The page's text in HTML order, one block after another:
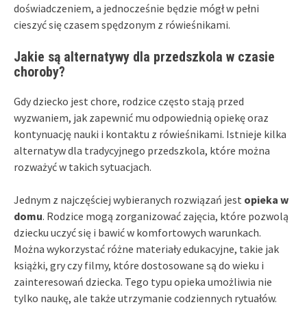
doświadczeniem, a jednocześnie będzie mógł w pełni
cieszyć się czasem spędzonym z rówieśnikami.
Jakie są alternatywy dla przedszkola w czasie
choroby?
Gdy dziecko jest chore, rodzice często stają przed
wyzwaniem, jak zapewnić mu odpowiednią opiekę oraz
kontynuację nauki i kontaktu z rówieśnikami. Istnieje kilka
alternatyw dla tradycyjnego przedszkola, które można
rozważyć w takich sytuacjach.
Jednym z najczęściej wybieranych rozwiązań jest opieka w
domu. Rodzice mogą zorganizować zajęcia, które pozwolą
dziecku uczyć się i bawić w komfortowych warunkach.
Można wykorzystać różne materiały edukacyjne, takie jak
książki, gry czy filmy, które dostosowane są do wieku i
zainteresowań dziecka. Tego typu opieka umożliwia nie
tylko naukę, ale także utrzymanie codziennych rytuałów.